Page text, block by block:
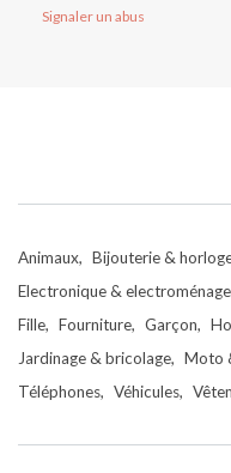
Signaler un abus
Animaux Bijouterie &
Electronique &
Fille
Fourniture Garçon
Jardinage & bricolage
Moto
Téléphones
Véhicules